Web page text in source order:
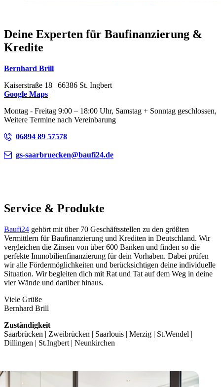
Deine Experten für Baufinanzierung &
Kredite
Bernhard Brill
Kaiserstraße 18 | 66386 St. Ingbert
Google Maps
Montag - Freitag 9:00 – 18:00 Uhr, Samstag + Sonntag geschlossen,
Weitere Termine nach Vereinbarung
06894 89 57578
gs-saarbruecken@baufi24.de
Service & Produkte
Baufi24 gehört mit über 70 Geschäftsstellen zu den größten
Vermittlern für Baufinanzierung und Krediten in Deutschland. Wir
vergleichen die Zinsen von über 600 Banken und finden so die
perfekte Immobilienfinanzierung für dein Vorhaben. Dabei prüfen
wir alle Fördermöglichkeiten und berücksichtigen deine individuelle
Situation. Wir begleiten dich mit Rat und Tat auf dem Weg in deine
vier Wände und darüber hinaus.
Viele Grüße
Bernhard Brill
Zuständigkeit
Saarbrücken | Zweibrücken | Saarlouis | Merzig | St.Wendel |
Dillingen | St.Ingbert | Neunkirchen